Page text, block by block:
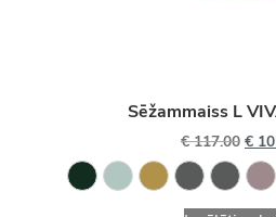
Sēžammaiss L
€117.00 €